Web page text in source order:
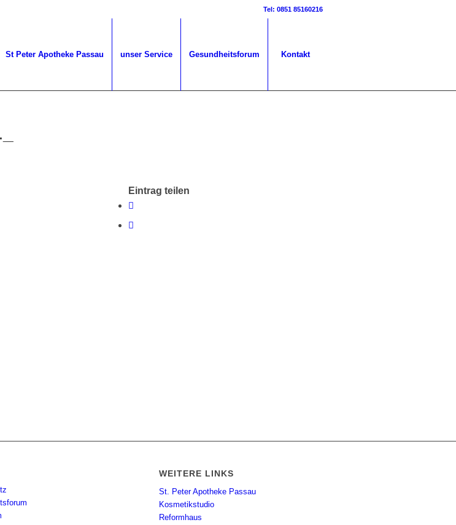
Tel: 0851 85160216
St Peter Apotheke Passau unser Service Gesundheitsforum Kontakt
Eintrag teilen
WEITERE LINKS
St. Peter Apotheke Passau
Kosmetikstudio
Reformhaus